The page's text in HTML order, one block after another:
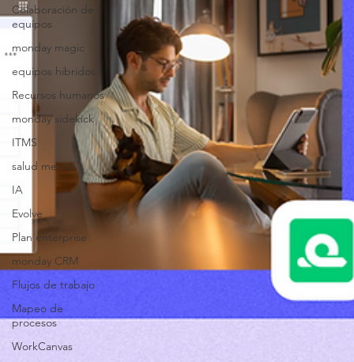
Colaboración de
equipos
monday magic
equipos hibridos
Recursos humanos
monday sidekick
ITMS
salud mental
IA
Evolve
Plan enterprise
monday CRM
Flujos de trabajo
Mapeo de
procesos
WorkCanvas